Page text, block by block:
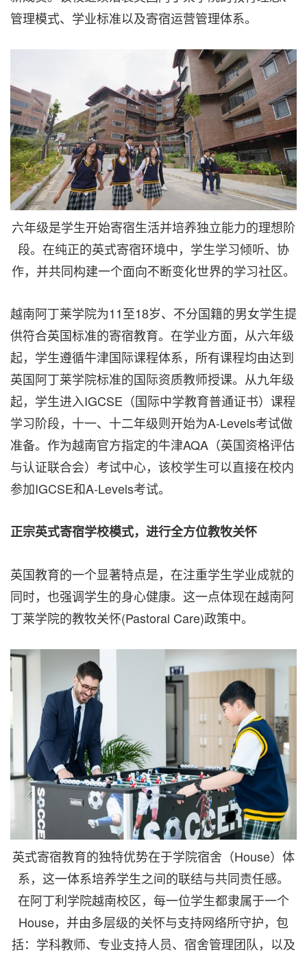
管理模式、学业标准以及寄宿运营管理体系。
六年级是学生开始寄宿生活并培养独立能力的理想阶
段。在纯正的英式寄宿环境中，学生学习倾听、协
作，并共同构建一个面向不断变化世界的学习社区。
越南阿丁莱学院为11至18岁、不分国籍的男女学生提
供符合英国标准的寄宿教育。在学业方面，从六年级
起，学生遵循牛津国际课程体系，所有课程均由达到
英国阿丁莱学院标准的国际资质教师授课。从九年级
起，学生进入IGCSE（国际中学教育普通证书）课程
学习阶段，十一、十二年级则开始为A-Levels考试做
准备。作为越南官方指定的牛津AQA（英国资格评估
与认证联合会）考试中心，该校学生可以直接在校内
参加IGCSE和A-Levels考试。
正宗英式寄宿学校模式，进行全方位教牧关怀
英国教育的一个显著特点是，在注重学生学业成就的
同时，也强调学生的身心健康。这一点体现在越南阿
丁莱学院的教牧关怀(Pastoral Care)政策中。
英式寄宿教育的独特优势在于学院宿舍（House）体
系，这一体系培养学生之间的联结与共同责任感。
在阿丁利学院越南校区，每一位学生都隶属于一个
House，并由多层级的关怀与支持网络所守护，包
括：学科教师、专业支持人员、宿舍管理团队，以及